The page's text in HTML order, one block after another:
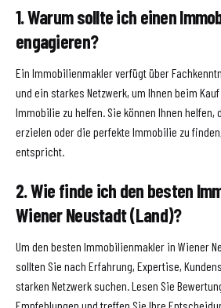
1. Warum sollte ich einen
engagieren?
Ein Immobilienmakler verfügt über
und ein starkes Netzwerk, um Ihnen beim
Immobilie zu helfen. Sie können Ihnen helfen,
erzielen oder die perfekte Immobilie zu
entspricht.
2. Wie finde ich den besten
Wiener Neustadt (Land)?
Um den besten Immobilienmakler in Wiener
sollten Sie nach Erfahrung, Expertise,
starken Netzwerk suchen. Lesen Sie